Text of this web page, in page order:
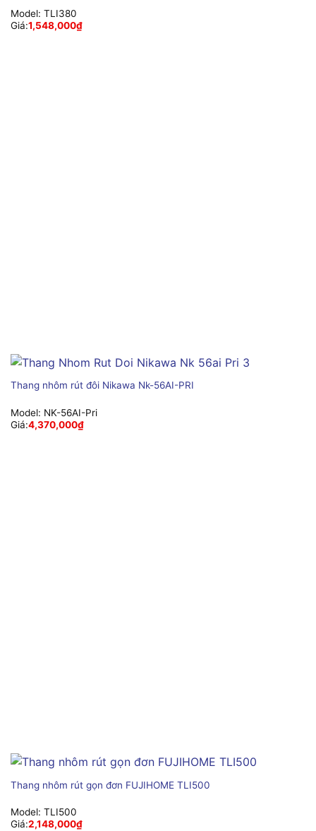
Model: TLI380
Giá:1,548,000₫
Thang nhôm rút đôi Nikawa Nk-56AI-PRI
Model: NK-56AI-Pri
Giá:4,370,000₫
Thang nhôm rút gọn đơn FUJIHOME TLI500
Model: TLI500
Giá:2,148,000₫